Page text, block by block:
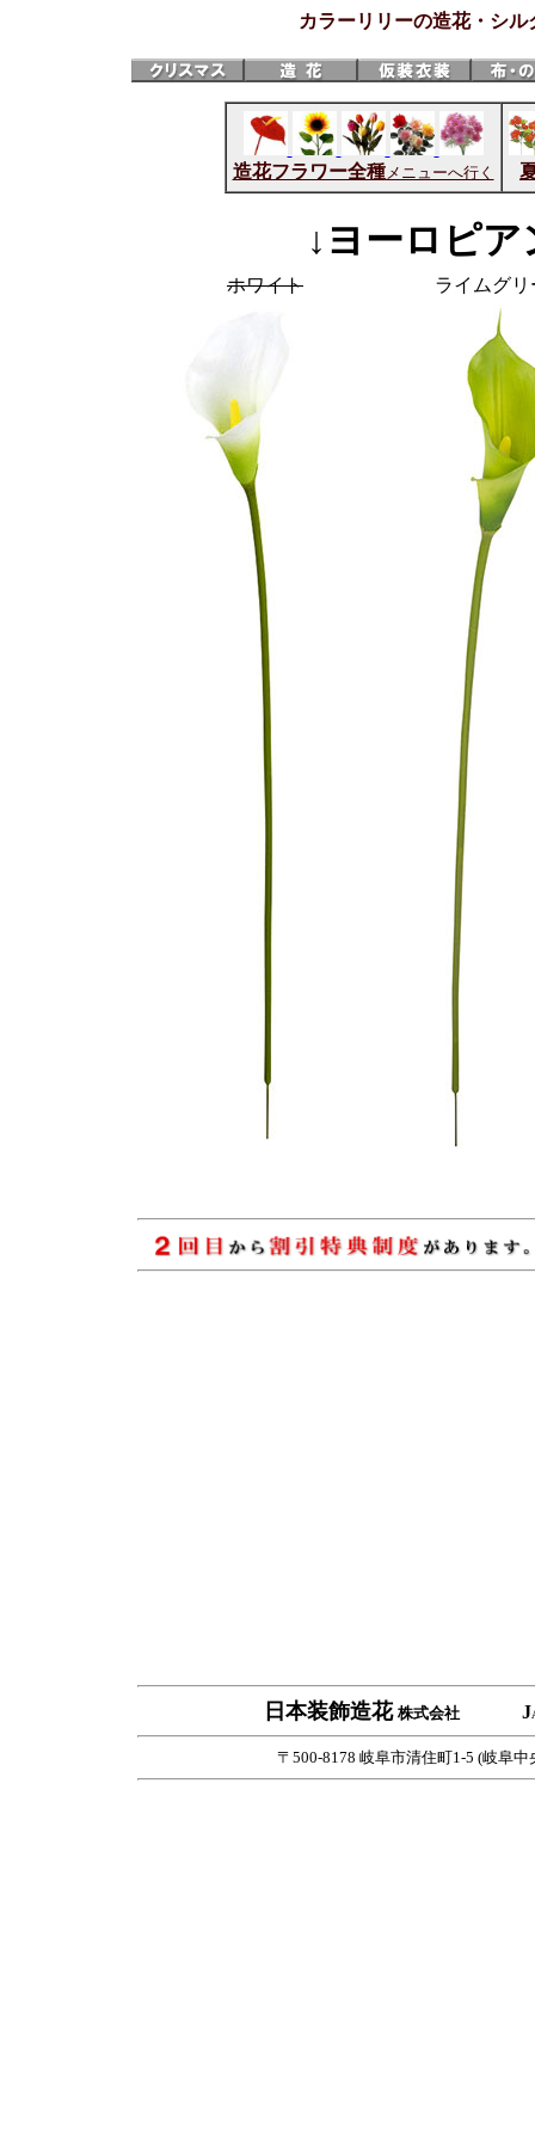
カラーリリーの造花・シ
造花フラワー全種メニューへ行く
↓ヨーロピ
ホワイト ライムグリ
日本装飾造花 株式会社 J
〒500-8178 岐阜市清住町1-5 (岐阜